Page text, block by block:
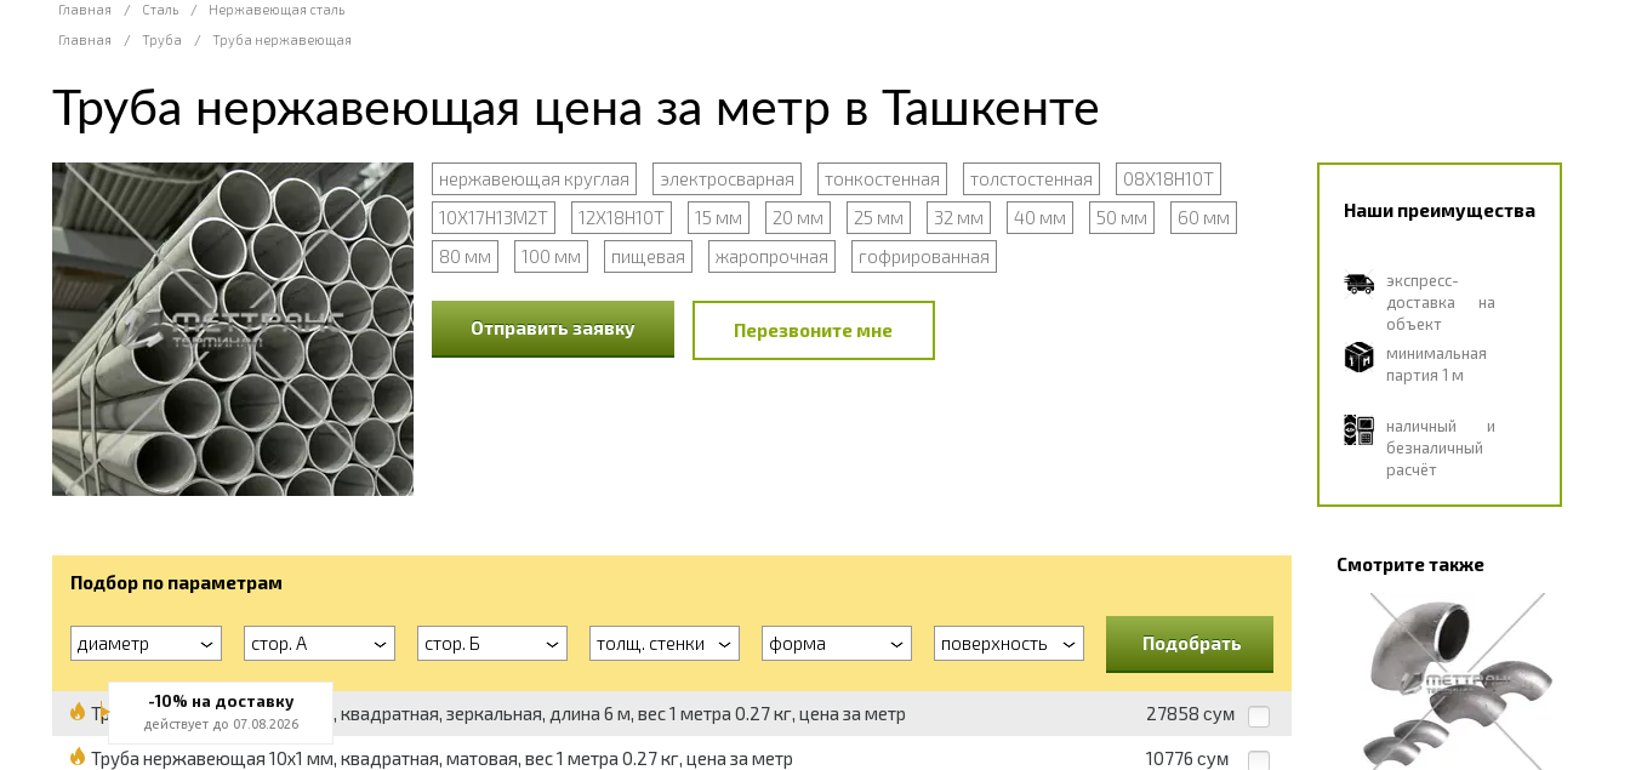
Главная / Сталь /
Нержавеющая сталь
Главная
/ Труба / Труба нержавеющая
Труба нержавеющая цена за метр в Ташкенте
нержавеющая круглая электросварная тонкостенная толстостенная
08Х18Н10Т
10Х17Н13М2Т
12Х18Н10Т 15 мм 20 мм 25 мм 32 мм 40 мм 50 мм
60 мм
80 мм
100 мм пищевая жаропрочная гофрированная
Отправить заявку Перезвоните мне
Наши преимущества
экспресс-
доставка на
объект
минимальная
партия 1 м
наличный и
безналичный
расчёт
Подбор по параметрам
диаметр стор. А стор. Б толщ. стенки форма поверхность Подобрать
Труба нержавеющая 10x1 мм, квадратная, зеркальная, длина 6 м, вес 1 метра 0.27 кг, цена за метр 27858 сум
Труба нержавеющая 10x1 мм, квадратная, матовая, вес 1 метра 0.27 кг, цена за метр 10776 сум
Смотрите также
-10% на доставку
действует до 07.08.2026